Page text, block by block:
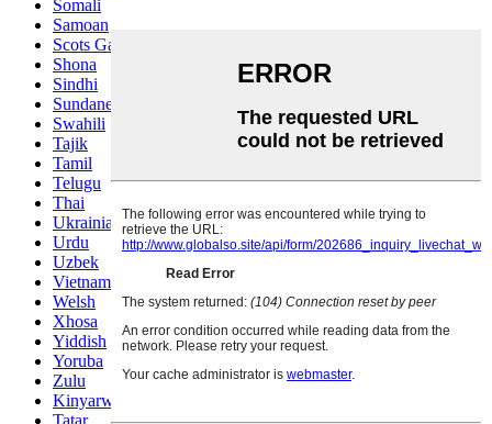
Somali
Samoan
Scots Gaelic
Shona
Sindhi
Sundanese
Swahili
Tajik
Tamil
Telugu
Thai
Ukrainian
Urdu
Uzbek
Vietnamese
Welsh
Xhosa
Yiddish
Yoruba
Zulu
Kinyarwanda
Tatar